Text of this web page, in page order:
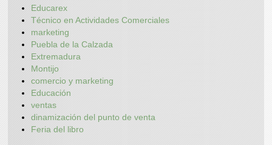
Educarex
Técnico en Actividades Comerciales
marketing
Puebla de la Calzada
Extremadura
Montijo
comercio y marketing
Educación
ventas
dinamización del punto de venta
Feria del libro